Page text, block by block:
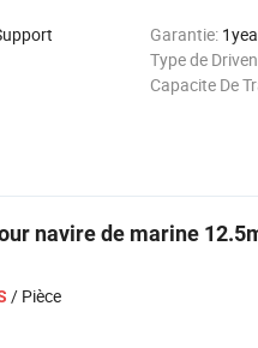
Garantie:
Type de
Capacite De
navire de marine
/ Pièce